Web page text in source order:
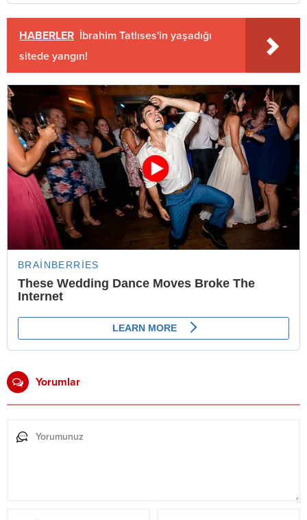
HABERLER İbrahim Tatlıses'in yaşadığı
sitede yangın!
Yorumlar